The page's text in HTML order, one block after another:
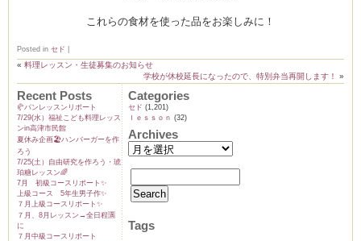
これらの食材を使った品をお楽しみに！
Posted in セド
« 料理レッスン・生徒募集のお知らせ
学校が休校延長になったので、特別弁当再開します！
»
Recent Posts
🥐パンレッスンリポート
7/29(水）福祉こども料理レッス
ンin高津市民館
夏休み企画🏖️ハンバーガーを作
ろう
7/25(土）自由研究を作ろう・琥
珀糖レッスン🌈
7月 初級コースリポート✨️
上級コース 5年生男子作✨️
７月上級コースリポート✨️
７月、8月レッスン→全日程🈵
に
７月中級コースリポート
Categories
セド (1,201)
ｌｅｓｓｏｎ (32)
Archives
Tags